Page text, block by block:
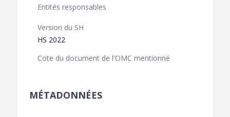
Entités responsables
Version du SH
HS 2022
Cote du document de l'OMC mentionné
MÉTADONNÉES